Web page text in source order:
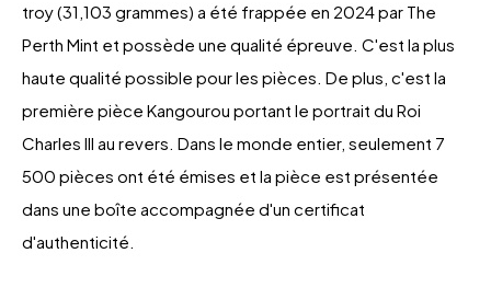
troy (31,103 grammes) a été frappée en 2024 par The
Perth Mint et possède une qualité épreuve. C'est la plus
haute qualité possible pour les pièces. De plus, c'est la
première pièce Kangourou portant le portrait du Roi
Charles III au revers. Dans le monde entier, seulement 7
500 pièces ont été émises et la pièce est présentée
dans une boîte accompagnée d'un certificat
d'authenticité.